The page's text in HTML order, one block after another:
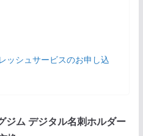
ッシュサービスのお申し込
ジム デジタル名刺ホルダー